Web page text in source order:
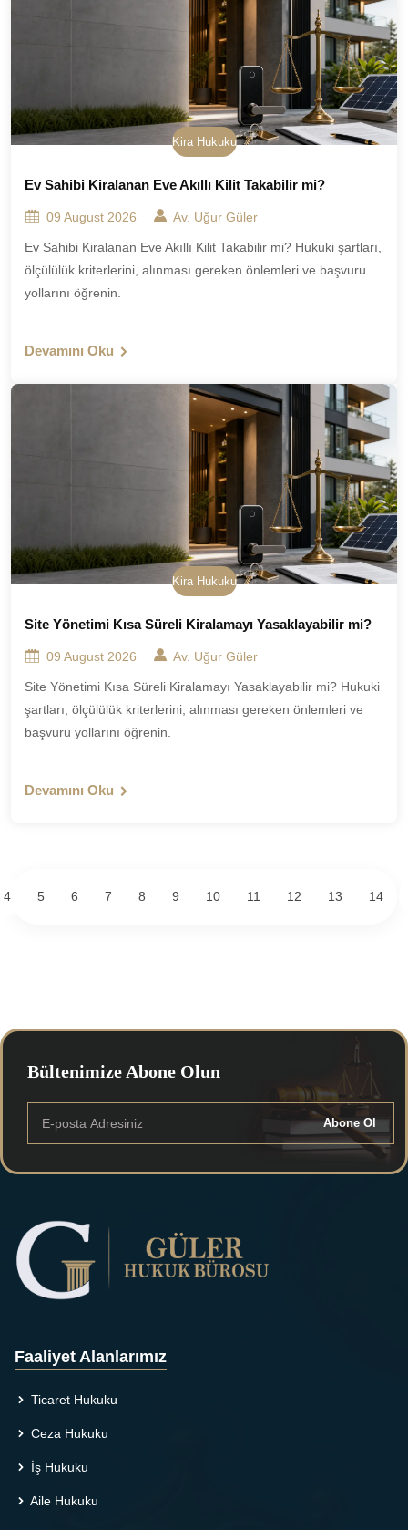
Kira Hukuku
Ev Sahibi Kiralanan Eve Akıllı Kilit Takabilir mi?
09 August 2026 Av. Uğur Güler
Ev Sahibi Kiralanan Eve Akıllı Kilit Takabilir mi? Hukuki şartları,
ölçülülük kriterlerini, alınması gereken önlemleri ve başvuru
yollarını öğrenin.
Devamını Oku
Kira Hukuku
Site Yönetimi Kısa Süreli Kiralamayı Yasaklayabilir mi?
09 August 2026 Av. Uğur Güler
Site Yönetimi Kısa Süreli Kiralamayı Yasaklayabilir mi? Hukuki
şartları, ölçülülük kriterlerini, alınması gereken önlemleri ve
başvuru yollarını öğrenin.
Devamını Oku
4 5 6 7 8 9 10 11 12 13 14
Bültenimize Abone Olun
Abone Ol
Faaliyet Alanlarımız
Ticaret Hukuku
Ceza Hukuku
İş Hukuku
Aile Hukuku